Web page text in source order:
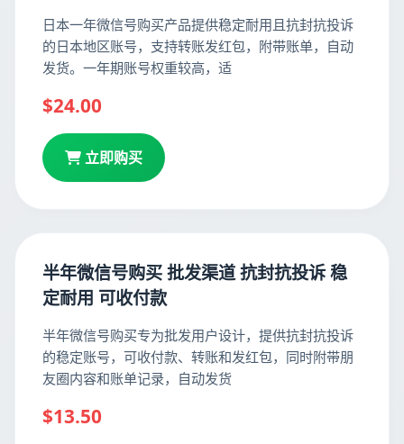
日本一年微信号购买产品提供稳定耐用且抗封抗投诉
的日本地区账号，支持转账发红包，附带账单，自动
发货。一年期账号权重较高，适
$24.00
立即购买
半年微信号购买 批发渠道 抗封抗投诉 稳
定耐用 可收付款
半年微信号购买专为批发用户设计，提供抗封抗投诉
的稳定账号，可收付款、转账和发红包，同时附带朋
友圈内容和账单记录，自动发货
$13.50